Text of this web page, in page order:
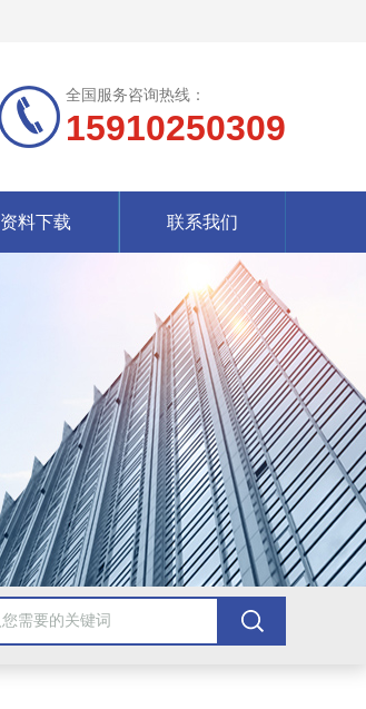
全国服务咨询热线：
15910250309
资料下载 联系我们